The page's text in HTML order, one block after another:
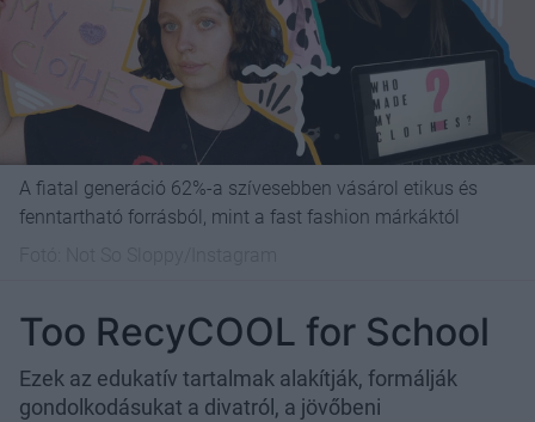
A fiatal generáció 62%-a szívesebben vásárol etikus és
fenntartható forrásból, mint a fast fashion márkáktól
Too RecyCOOL for School
Ezek az edukatív tartalmak alakítják, formálják
gondolkodásukat a divatról, a jövőbeni